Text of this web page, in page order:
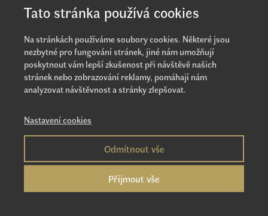
Tato stránka používá cookies
Na stránkách používáme soubory cookies. Některé jsou
nezbytné pro fungování stránek, jiné nám umožňují
poskytnout vám lepší zkušenost při návštěvě našich
stránek nebo zobrazování reklamy, pomáhají nám
analyzovat návštěvnost a stránky zlepšovat.
Nastavení cookies
Odmítnout vše
Přijmout vše